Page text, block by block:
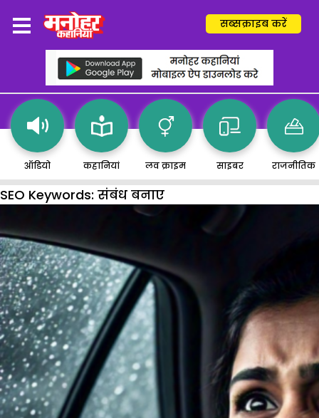
सब्सक्राइब करें
ऑडियो कहानियां लव क्राइम साइबर राजनीतिक
SEO Keywords: संबंध बनाए